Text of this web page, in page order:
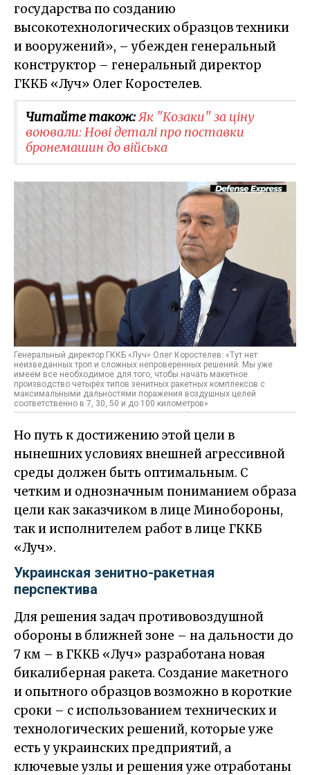
государства по созданию
высокотехнологических образцов техники
и вооружений», – убежден генеральный
конструктор – генеральный директор
ГККБ «Луч» Олег Коростелев.
Читайте також:Як "Козаки" за ціну
воювали: Нові деталі про поставки
бронемашин до війська
Генеральный директор ГККБ «Луч» Олег Коростелев: «Тут нет
неизведанных троп и сложных непроверенных решений. Мы уже
имеем все необходимое для того, чтобы начать макетное
производство четырёх типов зенитных ракетных комплексов с
максимальными дальностями поражения воздушных целей
соответственно в 7, 30, 50 и до 100 километров»
Но путь к достижению этой цели в
нынешних условиях внешней агрессивной
среды должен быть оптимальным. С
четким и однозначным пониманием образа
цели как заказчиком в лице Минобороны,
так и исполнителем работ в лице ГККБ
«Луч».
Украинская зенитно-ракетная
перспектива
Для решения задач противовоздушной
обороны в ближней зоне – на дальности до
7 км – в ГККБ «Луч» разработана новая
бикалиберная ракета. Создание макетного
и опытного образцов возможно в короткие
сроки – с использованием технических и
технологических решений, которые уже
есть у украинских предприятий, а
ключевые узлы и решения уже отработаны